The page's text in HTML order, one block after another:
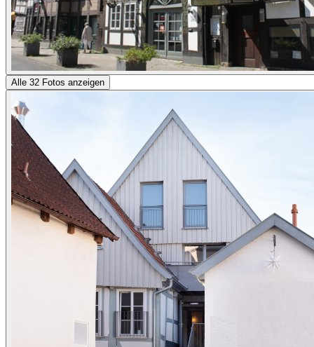
Alle 32 Fotos anzeigen